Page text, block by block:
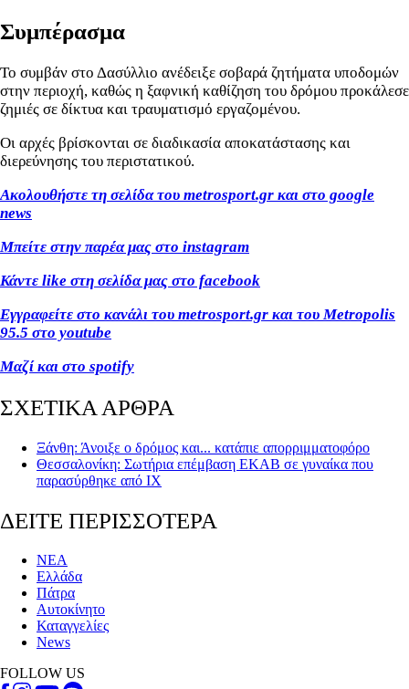
Συμπέρασμα
Το συμβάν στο Δασύλλιο ανέδειξε σοβαρά ζητήματα υποδομών
στην περιοχή, καθώς η ξαφνική καθίζηση του δρόμου προκάλεσε
ζημιές σε δίκτυα και τραυματισμό εργαζομένου.
Οι αρχές βρίσκονται σε διαδικασία αποκατάστασης και
διερεύνησης του περιστατικού.
Ακολουθήστε τη σελίδα του metrosport.gr και στο google
news
Μπείτε στην παρέα μας στο instagram
Κάντε like στη σελίδα μας στο facebook
Εγγραφείτε στο κανάλι του metrosport.gr και του Metropolis
95.5 στο youtube
Μαζί και στο spotify
ΣΧΕΤΙΚΑ ΑΡΘΡΑ
Ξάνθη: Άνοιξε ο δρόμος και... κατάπιε απορριμματοφόρο
Θεσσαλονίκη: Σωτήρια επέμβαση ΕΚΑΒ σε γυναίκα που
παρασύρθηκε από ΙΧ
ΔΕΙΤΕ ΠΕΡΙΣΣΟΤΕΡΑ
ΝΕΑ
Ελλάδα
Πάτρα
Αυτοκίνητο
Καταγγελίες
News
FOLLOW US